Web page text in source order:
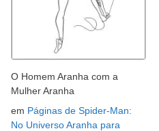
O Homem Aranha com a
Mulher Aranha
em Páginas de Spider-Man:
No Universo Aranha para